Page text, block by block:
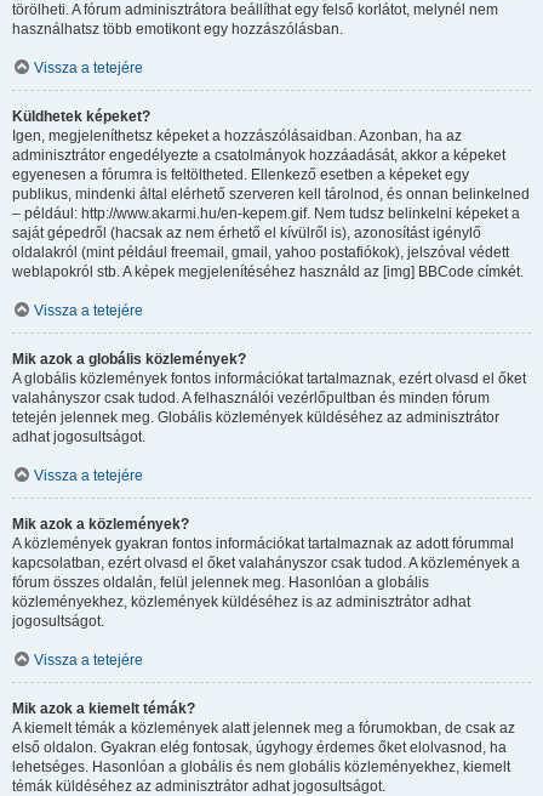
törölheti. A fórum adminisztrátora beállíthat egy felső korlátot, melynél nem
használhatsz több emotikont egy hozzászólásban.
Vissza a tetejére
Küldhetek képeket?
Igen, megjeleníthetsz képeket a hozzászólásaidban. Azonban, ha az
adminisztrátor engedélyezte a csatolmányok hozzáadását, akkor a képeket
egyenesen a fórumra is feltöltheted. Ellenkező esetben a képeket egy
publikus, mindenki által elérhető szerveren kell tárolnod, és onnan belinkelned
– például: http://www.akarmi.hu/en-kepem.gif. Nem tudsz belinkelni képeket a
saját gépedről (hacsak az nem érhető el kívülről is), azonosítást igénylő
oldalakról (mint például freemail, gmail, yahoo postafiókok), jelszóval védett
weblapokról stb. A képek megjelenítéséhez használd az [img] BBCode címkét.
Vissza a tetejére
Mik azok a globális közlemények?
A globális közlemények fontos információkat tartalmaznak, ezért olvasd el őket
valahányszor csak tudod. A felhasználói vezérlőpultban és minden fórum
tetején jelennek meg. Globális közlemények küldéséhez az adminisztrátor
adhat jogosultságot.
Vissza a tetejére
Mik azok a közlemények?
A közlemények gyakran fontos információkat tartalmaznak az adott fórummal
kapcsolatban, ezért olvasd el őket valahányszor csak tudod. A közlemények a
fórum összes oldalán, felül jelennek meg. Hasonlóan a globális
közleményekhez, közlemények küldéséhez is az adminisztrátor adhat
jogosultságot.
Vissza a tetejére
Mik azok a kiemelt témák?
A kiemelt témák a közlemények alatt jelennek meg a fórumokban, de csak az
első oldalon. Gyakran elég fontosak, úgyhogy érdemes őket elolvasnod, ha
lehetséges. Hasonlóan a globális és nem globális közleményekhez, kiemelt
témák küldéséhez az adminisztrátor adhat jogosultságot.